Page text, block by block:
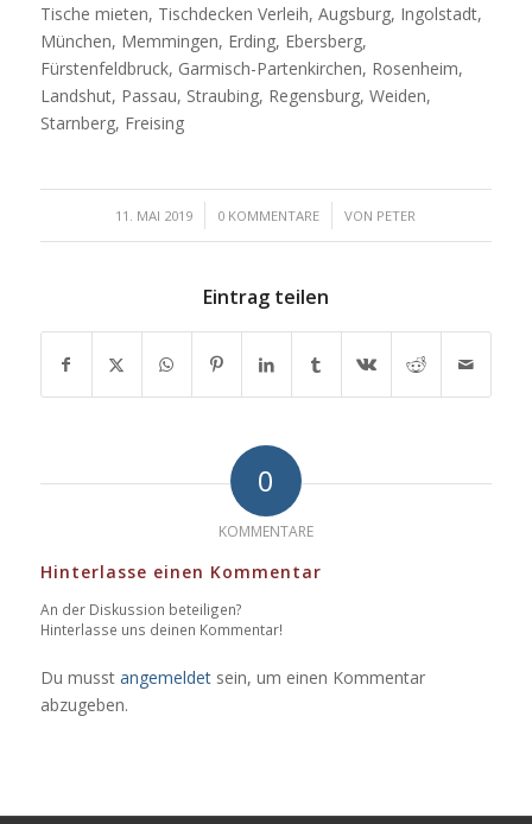
Tische mieten, Tischdecken Verleih, Augsburg, Ingolstadt,
München, Memmingen, Erding, Ebersberg,
Fürstenfeldbruck, Garmisch-Partenkirchen, Rosenheim,
Landshut, Passau, Straubing, Regensburg, Weiden,
Starnberg, Freising
11. MAI 2019
/ 0 KOMMENTARE
/ VON PETER
Eintrag teilen
0
KOMMENTARE
Hinterlasse einen Kommentar
An der Diskussion beteiligen?
Hinterlasse uns deinen Kommentar!
Du musst angemeldetsein, um einen Kommentar
abzugeben.